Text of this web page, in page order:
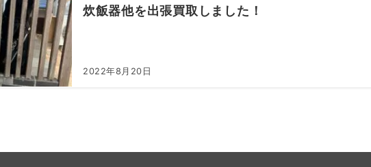
炊飯器他を出張買取しました！
2022年8月20日